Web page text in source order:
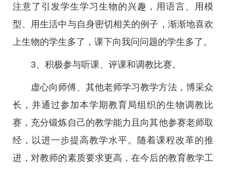
注意了引发学生学习生物的兴趣，用语言、用模
型、用生活中与自身密切相关的例子，渐渐地喜欢
上生物的学生多了，课下向我问问题的学生多了。
3、积极参与听课、评课和调教比赛。
虚心向师傅、其他老师学习教学方法，博采众
长，并通过参加本学期教育局组织的生物调教比
赛，充分锻炼自己的教学能力且向其他参赛老师取
经，以进一步提高教学水平。随着课程改革的推
进，对教师的素质要求更高，在今后的教育教学工